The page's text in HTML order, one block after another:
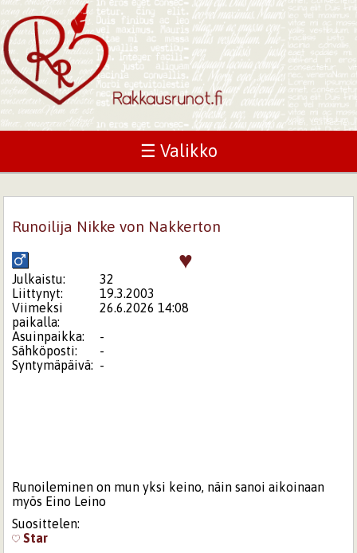
☰ Valikko
Runoilija Nikke von Nakkerton
♥
Julkaistu:
32
Liittynyt:
19.3.2003
Viimeksi
paikalla:
26.6.2026 14:08
Asuinpaikka:
-
Sähköposti:
-
Syntymäpäivä: -
Runoileminen on mun yksi keino, näin sanoi aikoinaan
myös Eino Leino
Suosittelen:
Star